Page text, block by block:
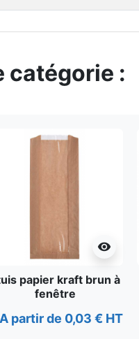
catégorie :
visibility
papier kraft brun à
fenêtre
A partir de 0,03 € HT